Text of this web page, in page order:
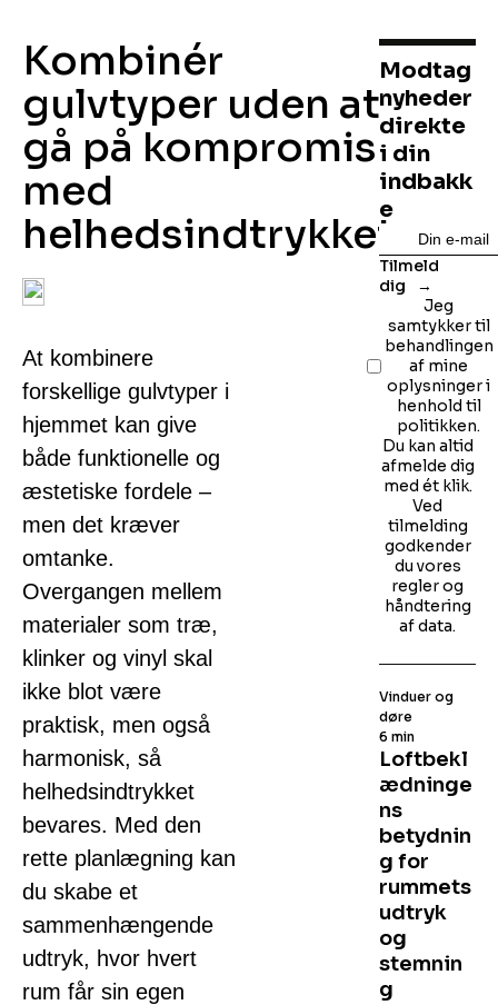
Kombinér
gulvtyper uden at
gå på kompromis
med
helhedsindtrykket
At kombinere
forskellige gulvtyper i
hjemmet kan give
både funktionelle og
æstetiske fordele –
men det kræver
omtanke.
Overgangen mellem
materialer som træ,
klinker og vinyl skal
ikke blot være
praktisk, men også
harmonisk, så
helhedsindtrykket
bevares. Med den
rette planlægning kan
du skabe et
sammenhængende
udtryk, hvor hvert
rum får sin egen
Modtag
nyheder
direkte
i din
indbakk
e
Tilmeld
dig
Jeg
samtykker til
behandlingen
af mine
oplysninger i
henhold til
politikken.
Du kan altid
afmelde dig
med ét klik.
Ved
tilmelding
godkender
du vores
regler og
håndtering
af data.
Loftbekl
ædninge
ns
betydnin
g for
rummets
udtryk
og
stemnin
g
Vinduer og
døre
6 min